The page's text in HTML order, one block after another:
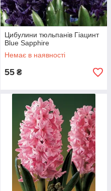
Цибулини тюльпанів Гіацинт
Blue Sapphire
Немає в наявності
55 ₴